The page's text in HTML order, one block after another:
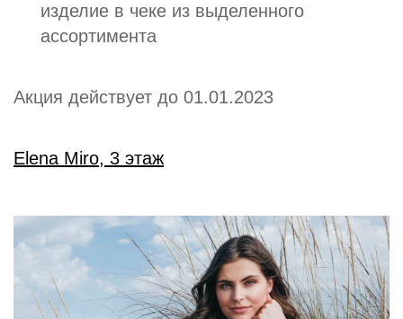
изделие в чеке из выделенного
ассортимента
Акция действует до 01.01.2023
Elena Miro, 3 этаж